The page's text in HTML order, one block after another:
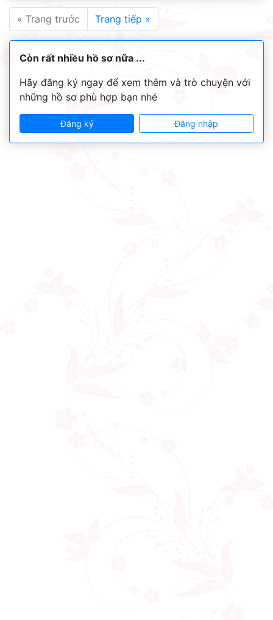
« Trang trước Trang tiếp »
Còn rất nhiều hồ sơ nữa ...
Hãy đăng ký ngay để xem thêm và trò chuyện với
những hồ sơ phù hợp bạn nhé
Đăng ký Đăng nhập